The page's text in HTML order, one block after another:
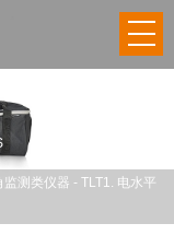
测类仪器 - TLT1. 电水平